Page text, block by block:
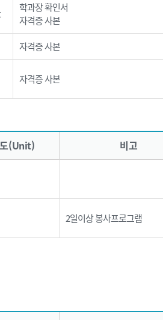
학과장 확인서
자격증 사본
자격증 사본
자격증 사본
(Unit) 비고
2일이상 봉사프로그램